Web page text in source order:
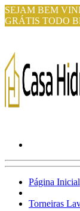
SEJAM BEM
GRÁTIS TODO
Página Inicial
Torneiras